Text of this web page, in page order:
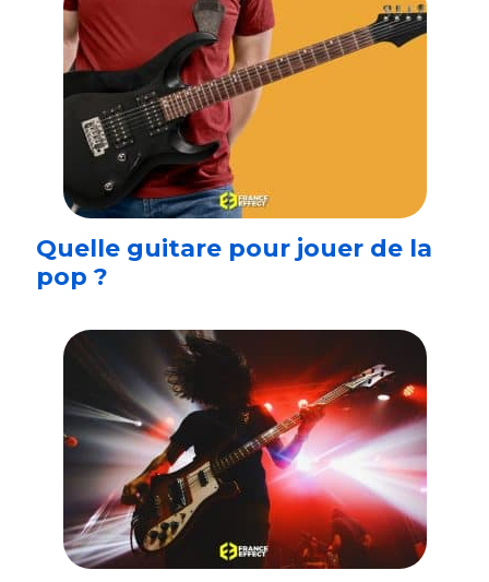
Quelle guitare pour jouer de la
pop ?